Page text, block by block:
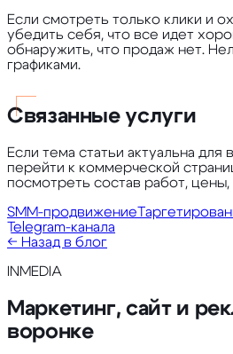
Если смотреть только клики и
убедить себя, что все идет
обнаружить, что продаж нет.
графиками.
Связанные услуги
Если тема статьи актуальна
перейти к коммерческой
посмотреть состав работ, цены,
SMM-продвижение
Telegram-канала
← Назад в блог
INMEDIA
Маркетинг, сайт и
воронке